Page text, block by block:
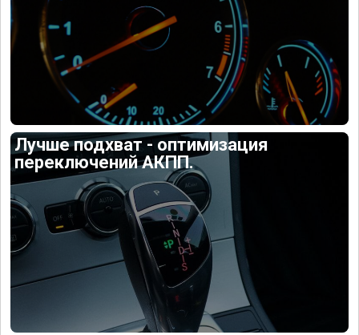
Лучше подхват - оптимизация
переключений АКПП.